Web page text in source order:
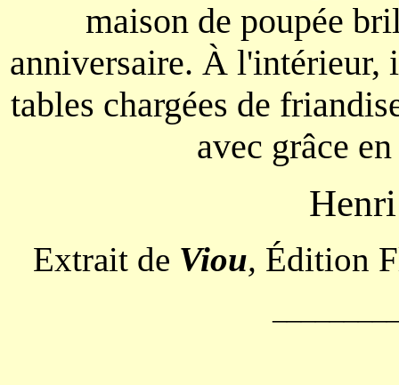
maison de poupée
anniversaire. Àl'intérieur,
tables chargées de
avec grâce
Extrait de Viou, Édition